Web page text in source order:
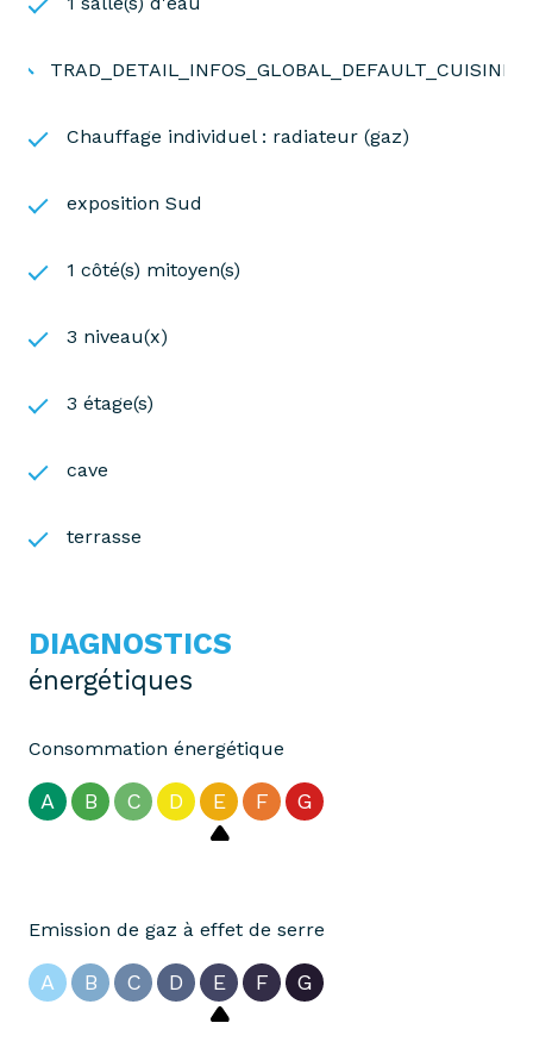
Chauffage individuel : radiateur (gaz)
exposition Sud
1 côté(s) mitoyen(s)
3 niveau(x)
3 étage(s)
cave
terrasse
DIAGNOSTICS
énergétiques
Consommation énergétique
A B C D E F G
Emission de gaz à effet de serre
A B C D E F G